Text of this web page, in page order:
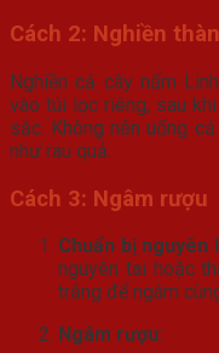
Cách 2: Nghiền
Nghiền cả cây nấm
vào túi lọc riêng, sau
sắc. Không nên uống
như rau quả.
Cách 3: Ngâm rượu
Chuẩn bị nguyên
nguyên tai hoặc
trắng để ngâm
Ngâm rượu: